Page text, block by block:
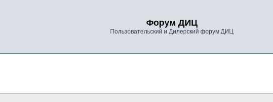
Форум ДИЦ
Пользовательский и Дилерский форум ДИЦ